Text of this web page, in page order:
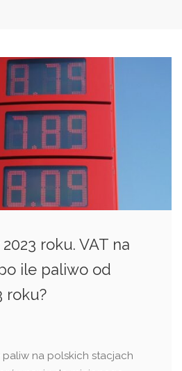
roku. VAT na
ile paliwo od
roku?
paliw na polskich stacjach